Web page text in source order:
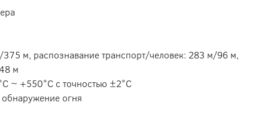
м, распознавание транспорт/человек: 283 м/96 м,
м
~ +550°C с точностью ±2°C
огня